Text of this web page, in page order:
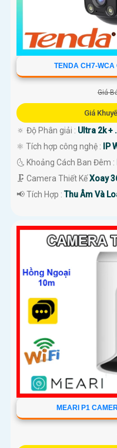
TENDA CH7-WCA
Giá
Giá
🔅 Độ Phân giải : Ultra 2k + .
⚛️ Tích hợp công nghệ : IP
🌜 Khoảng Cách Ban Đêm :
🗜️ Camera Thiết KếXoay
️📢 Tích Hợp :Thu Âm Và
MEARI P1